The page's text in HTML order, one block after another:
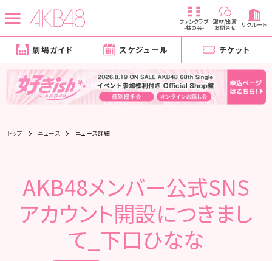
ファンクラブ
-柱の会-
取材/出演
お問合せ リクルート
劇場ガイド スケジュール チケット
トップ ニュース ニュース詳細
AKB48メンバー公式SNS
アカウント開設につきまし
て_下口ひなな